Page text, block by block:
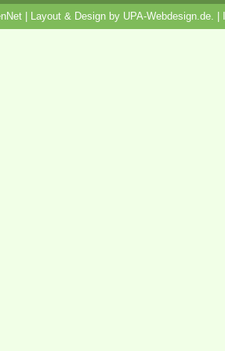
| Layout & Design by UPA-Webdesign.de.